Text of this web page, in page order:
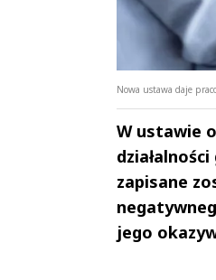
Nowa ustawa daje
W ustawie
zapisane
jego
Andrzej i